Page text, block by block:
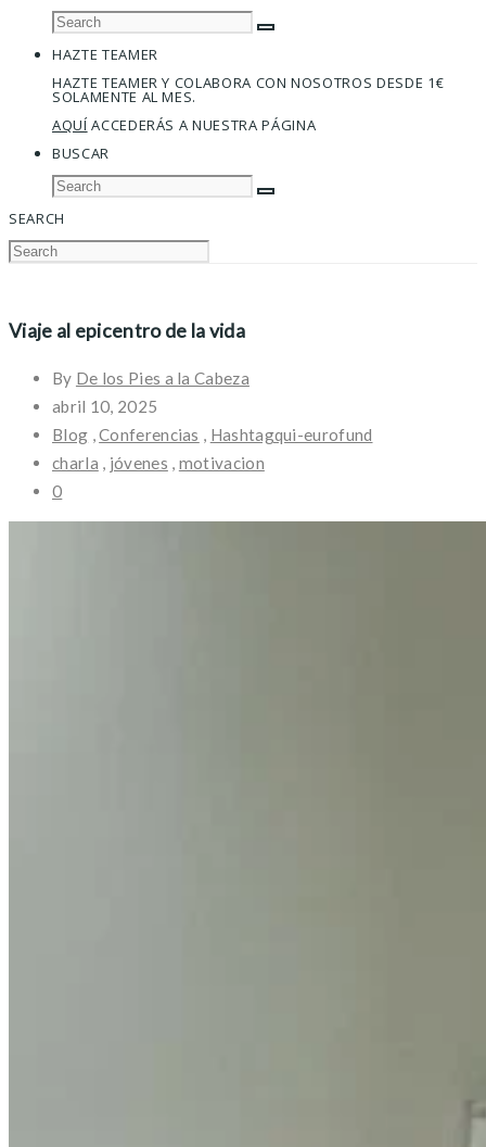
HAZTE TEAMER
HAZTE TEAMER Y COLABORA CON NOSOTROS DESDE 1€
SOLAMENTE AL MES.
AQUÍACCEDERÁS A NUESTRA PÁGINA
BUSCAR
SEARCH
Viaje al epicentro de la vida
By De los Pies a la Cabeza
abril 10, 2025
Blog ,Conferencias
Hashtagqui-eurofund
charla
jóvenes
motivacion
0